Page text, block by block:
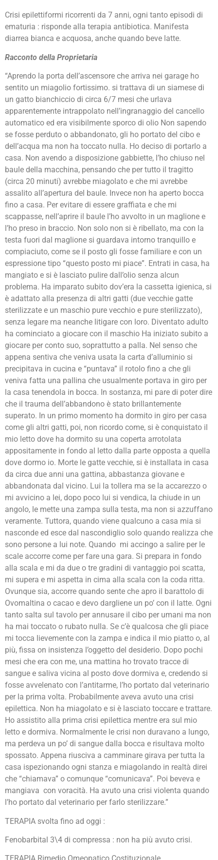
Crisi epilettiformi ricorrenti da 7 anni, ogni tanto episodi di
ematuria : risponde alla terapia antibiotica. Manifesta
diarrea bianca e acquosa, anche quando beve latte.
Racconto della Proprietaria
“Aprendo la porta dell’ascensore che arriva nei garage ho
sentito un miagolio fortissimo. si trattava di un siamese di
un gatto bianchiccio di circa 6/7 mesi che urlava
apparentemente intrappolato nell’ingranaggio del cancello
automatico ed era visibilmente sporco di olio Non sapendo
se fosse perduto o abbandonato, gli ho portato del cibo e
dell’acqua ma non ha toccato nulla. Ho deciso di portarlo a
casa. Non avendo a disposizione gabbiette, l’ho chiuso nel
baule della macchina, pensando che per tutto il tragitto
(circa 20 minuti) avrebbe miagolato e che mi avrebbe
assalito all’apertura del baule. Invece non ha aperto bocca
fino a casa. Per evitare di essere graffiata e che mi
scappasse, nell’aprire il baule l’ho avvolto in un maglione e
l’ho preso in braccio. Non solo non si è ribellato, ma con la
testa fuori dal maglione si guardava intorno tranquillo e
compiaciuto, come se il posto gli fosse familiare e con un
espressione tipo “questo posto mi piace”. Entrati in casa, ha
mangiato e si è lasciato pulire dall’olio senza alcun
problema. Ha imparato subito dov’era la cassetta igienica, si
è adattato alla presenza di altri gatti (due vecchie gatte
sterilizzate e un maschio pure vecchio e pure sterilizzato),
senza legare ma neanche litigare con loro. Diventato adulto
ha cominciato a giocare con il maschio Ha iniziato subito a
giocare per conto suo, soprattutto a palla. Nel senso che
appena sentiva che veniva usata la carta d’alluminio si
precipitava in cucina e “puntava” il rotolo fino a che gli
veniva fatta una pallina che usualmente portava in giro per
la casa tenendola in bocca. In sostanza, mi pare di poter dire
che il trauma dell’abbandono è stato brillantemente
superato. In un primo momento ha dormito in giro per casa
come gli altri gatti, poi, non ricordo come, si è conquistato il
mio letto dove ha dormito su una coperta arrotolata
appositamente in fondo al letto dalla parte opposta a quella
dove dormo io. Morte le gatte vecchie, si è installata in casa
da circa due anni una gattina, abbastanza giovane e
abbandonata dal vicino. Lui la tollera ma se la accarezzo o
mi avvicino a lei, dopo poco lui si vendica, la chiude in un
angolo, le mette una zampa sulla testa, ma non si azzuffano
veramente. Tuttora, quando viene qualcuno a casa mia si
nasconde ed esce dal nascondiglio solo quando realizza che
sono persone a lui note. Quando mi accingo a salire per le
scale accorre come per fare una gara. Si prepara in fondo
alla scala e mi da due o tre gradini di vantaggio poi scatta,
mi supera e mi aspetta in cima alla scala con la coda ritta.
Ovunque sia, accorre quando sente che apro il barattolo di
Ovomaltina o cacao e devo dargliene un po’ con il latte. Ogni
tanto salta sul tavolo per annusare il cibo per umani ma non
ha mai toccato o rubato nulla. Se c’è qualcosa che gli piace
mi tocca lievemente con la zampa e indica il mio piatto o, al
più, fissa on insistenza l’oggetto del desiderio. Dopo pochi
mesi che era con me, una mattina ho trovato tracce di
sangue e saliva vicina al posto dove dormiva e, credendo si
fosse avvelenato con l’antitarme, l’ho portato dal veterinario
per la prima volta. Probabilmente aveva avuto una crisi
epilettica. Non ha miagolato e si è lasciato toccare e trattare.
Ho assistito alla prima crisi epilettica mentre era sul mio
letto e dormiva. Normalmente le crisi non duravano a lungo,
ma perdeva un po’ di sangue dalla bocca e risultava molto
spossato. Appena riusciva a camminare girava per tutta la
casa ispezionando ogni stanza e miagolando in realtà direi
che “chiamava” o comunque “comunicava”. Poi beveva e
mangiava con voracità. Ha avuto una crisi violenta quando
l’ho portato dal veterinario per farlo sterilizzare.”
TERAPIA svolta fino ad oggi :
Fenobarbital 3\4 di compressa : non ha più avuto crisi.